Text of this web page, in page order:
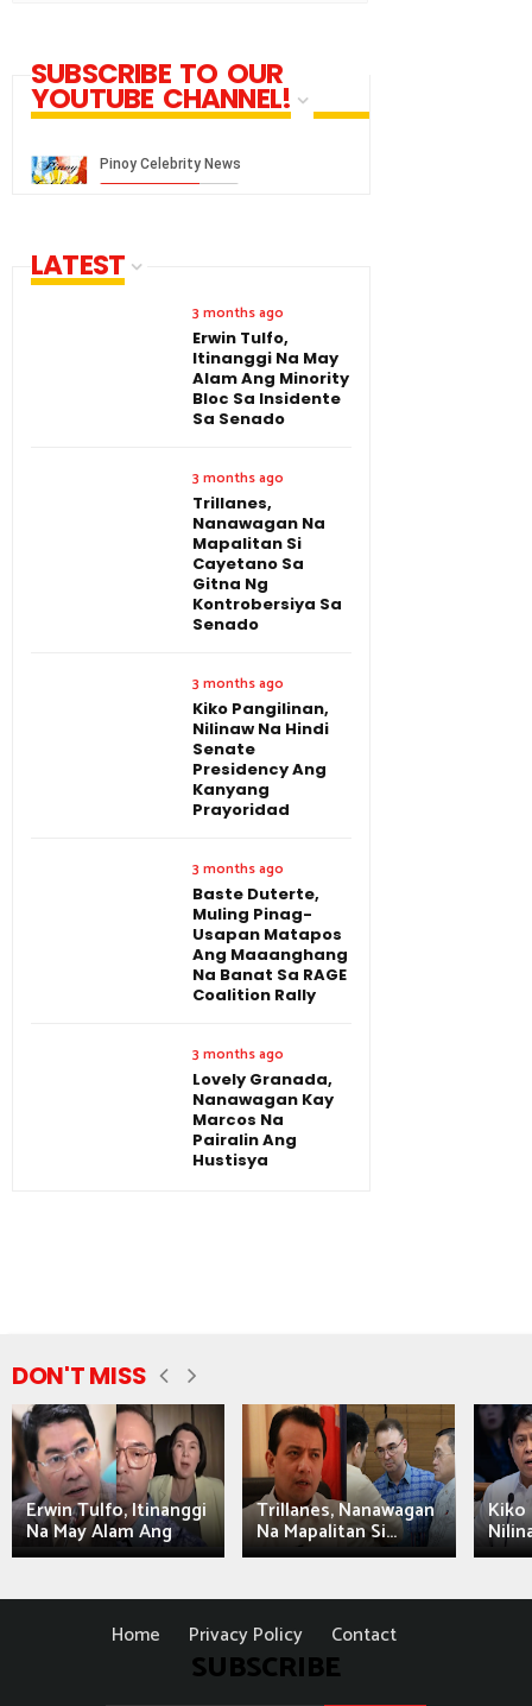
SUBSCRIBE TO OUR
YOUTUBE CHANNEL!
LATEST
3 months ago
Erwin Tulfo,
Itinanggi Na May
Alam Ang Minority
Bloc Sa Insidente
Sa Senado
3 months ago
Trillanes,
Nanawagan Na
Mapalitan Si
Cayetano Sa
Gitna Ng
Kontrobersiya Sa
Senado
3 months ago
Kiko Pangilinan,
Nilinaw Na Hindi
Senate
Presidency Ang
Kanyang
Prayoridad
3 months ago
Baste Duterte,
Muling Pinag-
Usapan Matapos
Ang Maaanghang
Na Banat Sa RAGE
Coalition Rally
3 months ago
Lovely Granada,
Nanawagan Kay
Marcos Na
Pairalin Ang
Hustisya
DON'T MISS
Erwin Tulfo, Itinanggi
Na May Alam Ang
Trillanes, Nanawagan
Na Mapalitan Si...
Kiko
Home Privacy Policy Contact
SUBSCRIBE